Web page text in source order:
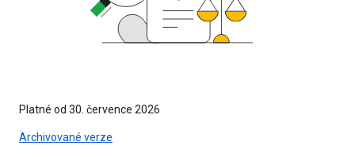
Platné od 30. července 2026
Archivované verze